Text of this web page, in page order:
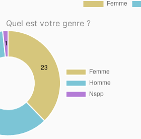
Quel est votre genre ?